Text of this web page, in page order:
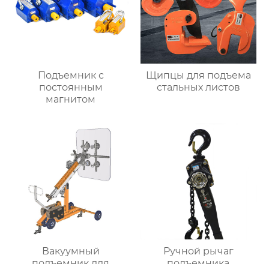
Подъемник с
постоянным
магнитом
Щипцы для подъема
стальных листов
Вакуумный
Ручной рычаг